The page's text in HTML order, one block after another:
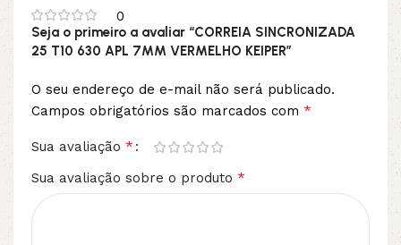
0
Seja o primeiro a avaliar “CORREIA SINCRONIZADA
25 T10 630 APL 7MM VERMELHO KEIPER”
O seu endereço de e-mail não será publicado.
Campos obrigatórios são marcados com *
Sua avaliação *
Sua avaliação sobre o produto *